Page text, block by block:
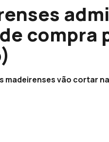
compra
madeirenses vão cortar